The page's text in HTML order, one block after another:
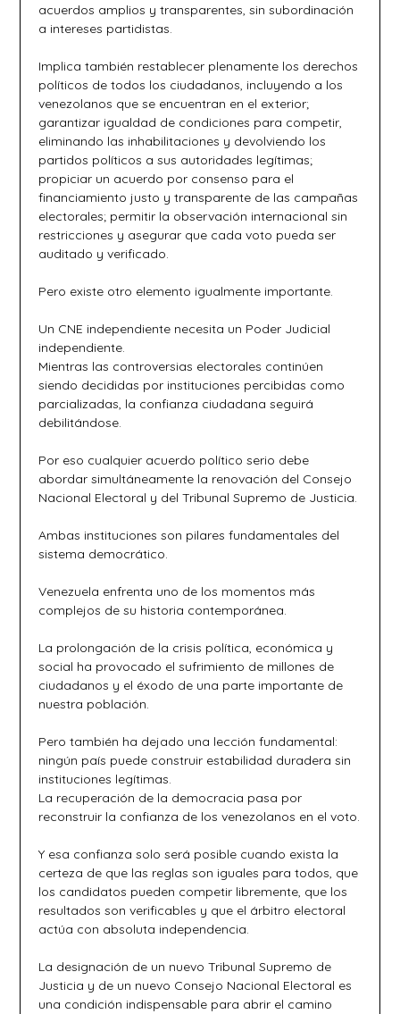
acuerdos amplios y transparentes, sin subordinación
a intereses partidistas.
Implica también restablecer plenamente los derechos
políticos de todos los ciudadanos, incluyendo a los
venezolanos que se encuentran en el exterior;
garantizar igualdad de condiciones para competir,
eliminando las inhabilitaciones y devolviendo los
partidos políticos a sus autoridades legítimas;
propiciar un acuerdo por consenso para el
financiamiento justo y transparente de las campañas
electorales; permitir la observación internacional sin
restricciones y asegurar que cada voto pueda ser
auditado y verificado.
Pero existe otro elemento igualmente importante.
Un CNE independiente necesita un Poder Judicial
independiente.
Mientras las controversias electorales continúen
siendo decididas por instituciones percibidas como
parcializadas, la confianza ciudadana seguirá
debilitándose.
Por eso cualquier acuerdo político serio debe
abordar simultáneamente la renovación del Consejo
Nacional Electoral y del Tribunal Supremo de Justicia.
Ambas instituciones son pilares fundamentales del
sistema democrático.
Venezuela enfrenta uno de los momentos más
complejos de su historia contemporánea.
La prolongación de la crisis política, económica y
social ha provocado el sufrimiento de millones de
ciudadanos y el éxodo de una parte importante de
nuestra población.
Pero también ha dejado una lección fundamental:
ningún país puede construir estabilidad duradera sin
instituciones legítimas.
La recuperación de la democracia pasa por
reconstruir la confianza de los venezolanos en el voto.
Y esa confianza solo será posible cuando exista la
certeza de que las reglas son iguales para todos, que
los candidatos pueden competir libremente, que los
resultados son verificables y que el árbitro electoral
actúa con absoluta independencia.
La designación de un nuevo Tribunal Supremo de
Justicia y de un nuevo Consejo Nacional Electoral es
una condición indispensable para abrir el camino